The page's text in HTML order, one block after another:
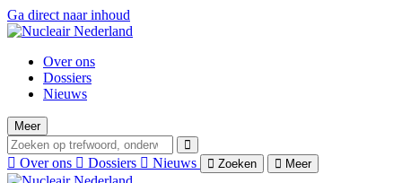
Ga direct naar inhoud
Over ons
Dossiers
Nieuws
Meer
Over ons Dossiers Nieuws Zoeken Meer